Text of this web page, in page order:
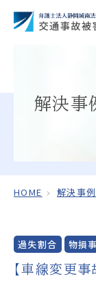
解決事
HOME 解決事例
過失割合
物損
【車線変更